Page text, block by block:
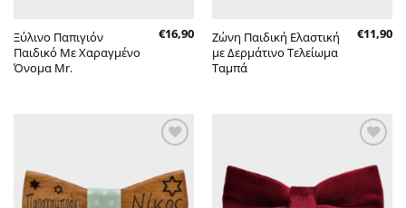
Ξύλινο Παπιγιόν
Παιδικό Με Χαραγμένο
Όνομα Mr.
€16,90
Ζώνη Παιδική Ελαστική
με Δερμάτινο Τελείωμα
Ταμπά
€11,90
στην λίστα
επιθυμητών
στην λίστα
επιθυμητών